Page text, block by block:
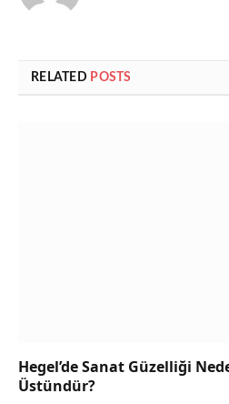
RELATED POSTS
Hegel’de Sanat Güzelliği
Üstündür?